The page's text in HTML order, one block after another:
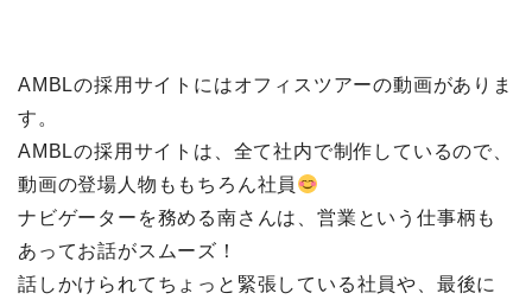
AMBLの採用サイトにはオフィスツアーの動画がありま
す。
AMBLの採用サイトは、全て社内で制作しているので、
動画の登場人物ももちろん社員
ナビゲーターを務める南さんは、営業という仕事柄も
あってお話がスムーズ！
話しかけられてちょっと緊張している社員や、最後に